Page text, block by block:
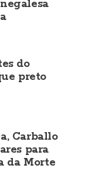
do
preto
Carballo
para
da Morte